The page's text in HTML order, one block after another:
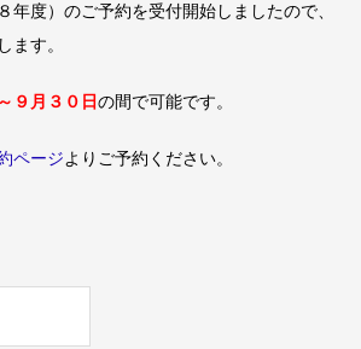
年度）のご予約を受付開始しましたので、
ます。
９月３０日の間で可能です。
ページよりご予約ください。